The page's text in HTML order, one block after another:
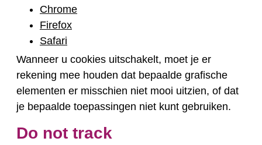
Chrome
Firefox
Safari
Wanneer u cookies uitschakelt, moet je er
rekening mee houden dat bepaalde grafische
elementen er misschien niet mooi uitzien, of dat
je bepaalde toepassingen niet kunt gebruiken.
Do not track